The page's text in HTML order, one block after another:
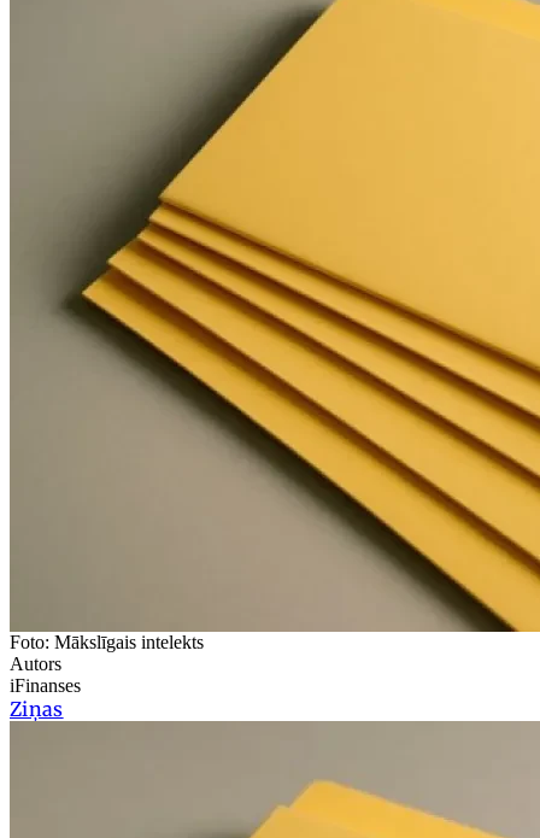
Foto: Mākslīgais intelekts
Autors
iFinanses
Ziņas